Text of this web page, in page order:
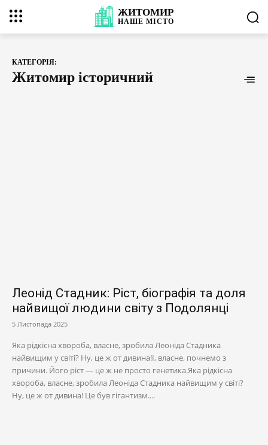
ЖИТОМИР
НАШЕМІСТО
КАТЕГОРІЯ:
Житомир історичний
Леонід Стадник: Ріст, біографія та доля
найвищої людини світу з Подолянці
5 Листопада 2025
Яка рідкісна хвороба, власне, зробила Леоніда Стадника
найвищим у світі? Ну, це ж от дивина!І, власне, почнемо з
причини. Його ріст — це ж не просто генетика.Яка рідкісна
хвороба, власне, зробила Леоніда Стадника найвищим у світі?
Ну, це ж от дивина! Це був гігантизм....